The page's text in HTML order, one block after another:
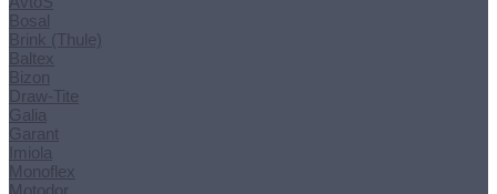
Bosal
Brink (Thule)
Baltex
Bizon
Draw-Tite
Galia
Garant
Imiola
Monoflex
Motodor